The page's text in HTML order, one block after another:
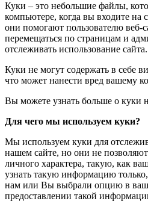
Куки – это небольшие файлы,
компьютере, когда вы входите на
они помогают пользователю веб-
перемещаться по страницам и
отслеживать использование сайта.
Куки не могут содержать в себе
что может нанести вред вашему
Вы можете узнать больше о куки
Для чего мы используем куки?
Мы используем куки для
нашем сайте, но они не
личного характера, такую, как
узнать такую информацию
нам или Вы выбрали опцию в
предоставлении такой